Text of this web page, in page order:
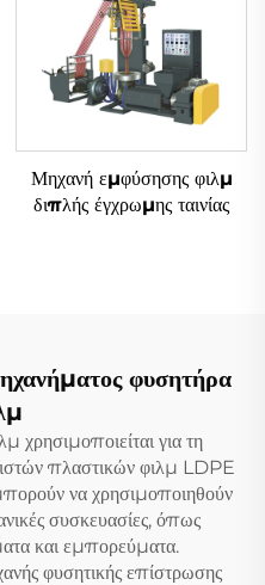
Μηχανή εμφύσησης φιλμ
διπλής έγχρωμης ταινίας
φυσητήρα
χρησιμοποιείται για τη
πλαστικών φιλμ LDPE
να χρησιμοποιηθούν
συσκευασίες, όπως
και εμπορεύματα.
φυσητικής επίστρωσης